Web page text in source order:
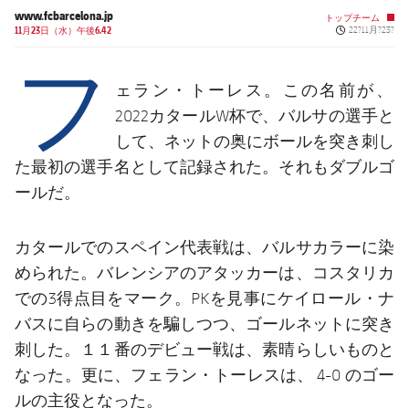
順位表
チケット
結果
順位表
PLUSICON
LABEL.ARIA.PLUS
スケジュール
チケット
www.fcbarcelona.jp
11月23日（水）午後6.42
トップチーム
Published
22?11月?23?
フ
ェラン・トーレス。この名前が、
2022カタールW杯で、バルサの選手と
して、ネットの奥にボールを突き刺し
た最初の選手名として記録された。それもダブルゴ
ールだ。
カタールでのスペイン代表戦は、バルサカラーに染
められた。バレンシアのアタッカーは、コスタリカ
での3得点目をマーク。PKを見事にケイロール・ナ
バスに自らの動きを騙しつつ、ゴールネットに突き
刺した。１１番のデビュー戦は、素晴らしいものと
なった。更に、フェラン・トーレスは、 4-0 のゴー
ルの主役となった。